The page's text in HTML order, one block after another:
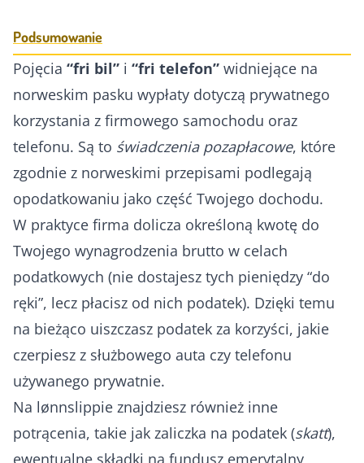
Podsumowanie
Pojęcia “fri bil” i “fri telefon” widniejące na
norweskim pasku wypłaty dotyczą prywatnego
korzystania z firmowego samochodu oraz
telefonu. Są to świadczenia pozapłacowe, które
zgodnie z norweskimi przepisami podlegają
opodatkowaniu jako część Twojego dochodu.
W praktyce firma dolicza określoną kwotę do
Twojego wynagrodzenia brutto w celach
podatkowych (nie dostajesz tych pieniędzy “do
ręki”, lecz płacisz od nich podatek). Dzięki temu
na bieżąco uiszczasz podatek za korzyści, jakie
czerpiesz z służbowego auta czy telefonu
używanego prywatnie.
Na lønnslippie znajdziesz również inne
potrącenia, takie jak zaliczka na podatek (skatt),
ewentualne składki na fundusz emerytalny